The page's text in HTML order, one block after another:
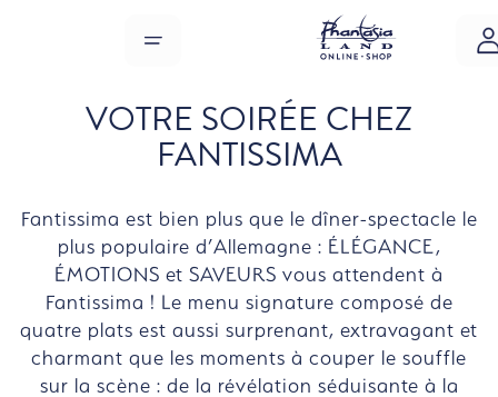
MENU
VOTRE SOIRÉE CHEZ
FANTISSIMA
Fantissima est bien plus que le dîner-spectacle le
plus populaire d’Allemagne : ÉLÉGANCE,
ÉMOTIONS et SAVEURS vous attendent à
Fantissima ! Le menu signature composé de
quatre plats est aussi surprenant, extravagant et
charmant que les moments à couper le souffle
sur la scène : de la révélation séduisante à la